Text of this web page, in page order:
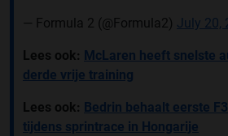
— Formula 2 (@Formula2) July 20,
Lees ook: McLaren heeft snelste
derde vrije training
Lees ook: Bedrin behaalt eerste
tijdens sprintrace in Hongarije